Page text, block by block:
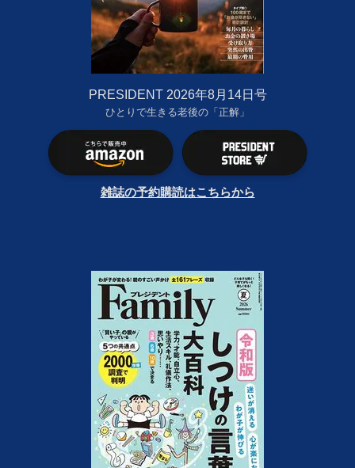
PRESIDENT 2026年8月14日号
ひとりで生きる老後の「正解」
雑誌の予約購読はこちらから